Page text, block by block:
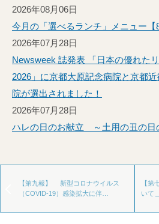
2026年08月06日
今月の「選べるランチ」メニュー【8
2026年07月28日
Newsweek 誌発表 「日本の優れた
2026」に京都大原記念病院と京都
院が選出されました！
2026年07月28日
ハレの日のお献立 ～土用の丑の日
【第九報】 新型コロナウイルス
（COVID-19）感染拡大に伴…
【第
いて